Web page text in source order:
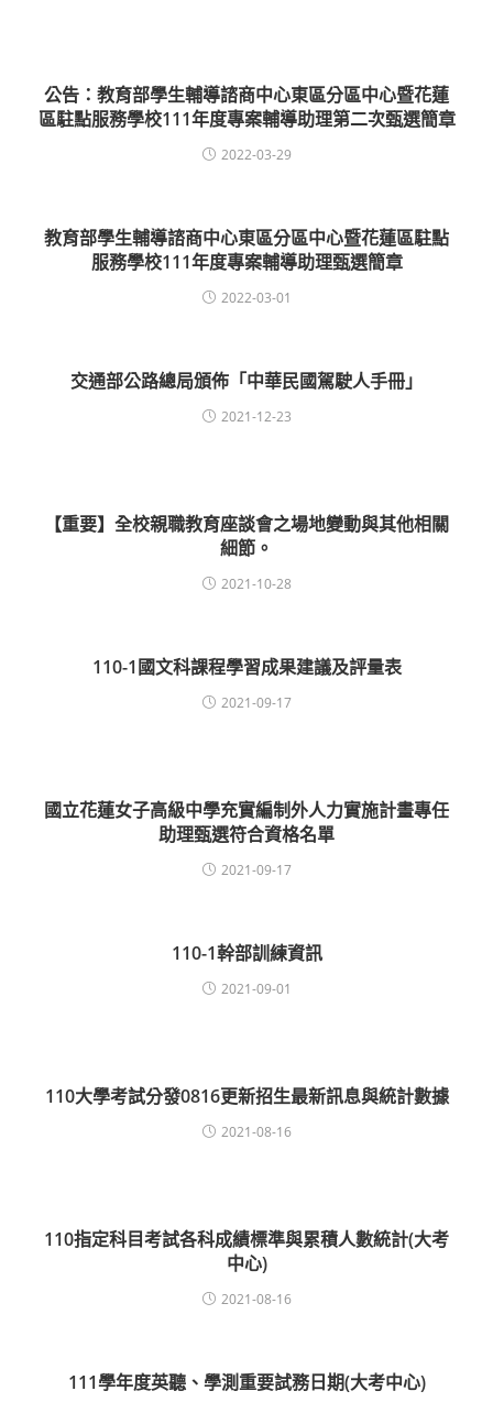
公告：教育部學生輔導諮商中心東區分區中心暨花蓮
區駐點服務學校111年度專案輔導助理第二次甄選簡章
2022-03-29
教育部學生輔導諮商中心東區分區中心暨花蓮區駐點
服務學校111年度專案輔導助理甄選簡章
2022-03-01
交通部公路總局頒佈「中華民國駕駛人手冊」
2021-12-23
【重要】全校親職教育座談會之場地變動與其他相關
細節。
2021-10-28
110-1國文科課程學習成果建議及評量表
2021-09-17
國立花蓮女子高級中學充實編制外人力實施計畫專任
助理甄選符合資格名單
2021-09-17
110-1幹部訓練資訊
2021-09-01
110大學考試分發0816更新招生最新訊息與統計數據
2021-08-16
110指定科目考試各科成績標準與累積人數統計(大考
中心)
2021-08-16
111學年度英聽、學測重要試務日期(大考中心)